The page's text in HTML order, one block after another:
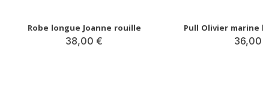
Robe longue Joanne rouille
38,00 € 36,00